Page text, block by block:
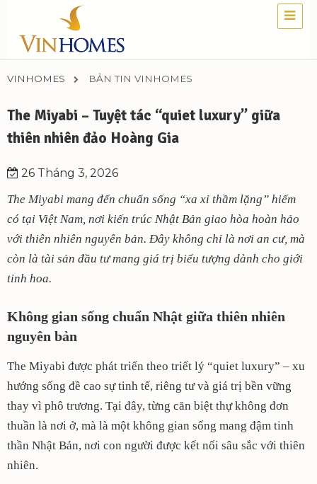
VINHOMES BẢN TIN VINHOMES
The Miyabi – Tuyệt tác “quiet luxury” giữa
thiên nhiên đảo Hoàng Gia
26 Tháng 3, 2026
The Miyabi mang đến chuẩn sống “xa xỉ thầm lặng” hiếm
có tại Việt Nam, nơi kiến trúc Nhật Bản giao hòa hoàn hảo
với thiên nhiên nguyên bản. Đây không chỉ là nơi an cư, mà
còn là tài sản đầu tư mang giá trị biểu tượng dành cho giới
tinh hoa.
Không gian sống chuẩn Nhật giữa thiên nhiên
nguyên bản
The Miyabi được phát triển theo triết lý “quiet luxury” – xu
hướng sống đề cao sự tinh tế, riêng tư và giá trị bền vững
thay vì phô trương. Tại đây, từng căn biệt thự không đơn
thuần là nơi ở, mà là một không gian sống mang đậm tinh
thần Nhật Bản, nơi con người được kết nối sâu sắc với thiên
nhiên.